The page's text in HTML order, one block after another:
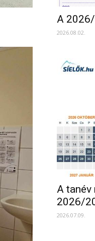
A
2026.08.02.
A tanév
2026/
2026.07.09.